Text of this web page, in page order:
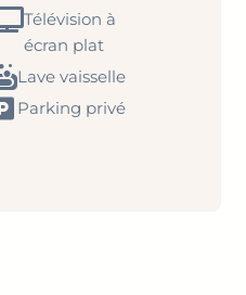
Télévision à
écran plat
Lave vaisselle
Parking privé